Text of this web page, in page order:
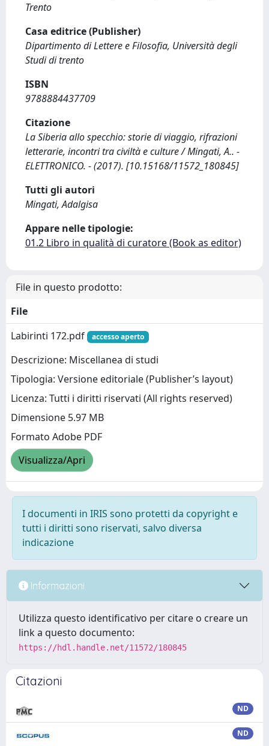
Trento
Casa editrice (Publisher)
Dipartimento di Lettere e Filosofia, Università degli
Studi di trento
ISBN
9788884437709
Citazione
La Siberia allo specchio: storie di viaggio, rifrazioni
letterarie, incontri tra civiltà e culture / Mingati, A.. -
ELETTRONICO. - (2017). [10.15168/11572_180845]
Tutti gli autori
Mingati, Adalgisa
Appare nelle tipologie:
01.2 Libro in qualità di curatore (Book as editor)
File in questo prodotto:
File
Labirinti 172.pdf
accesso aperto
Descrizione: Miscellanea di studi
Tipologia: Versione editoriale (Publisher’s layout)
Licenza: Tutti i diritti riservati (All rights reserved)
Dimensione 5.97 MB
Formato Adobe PDF
Visualizza/Apri
I documenti in IRIS sono protetti da copyright e
tutti i diritti sono riservati, salvo diversa
indicazione
Informazioni
Utilizza questo identificativo per citare o creare un
link a questo documento:
https://hdl.handle.net/11572/180845
Citazioni
ND
ND